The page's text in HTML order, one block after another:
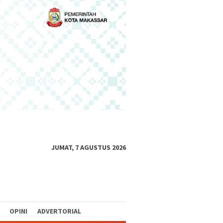
JUMAT, 7 AGUSTUS 2026
OPINI ADVERTORIAL